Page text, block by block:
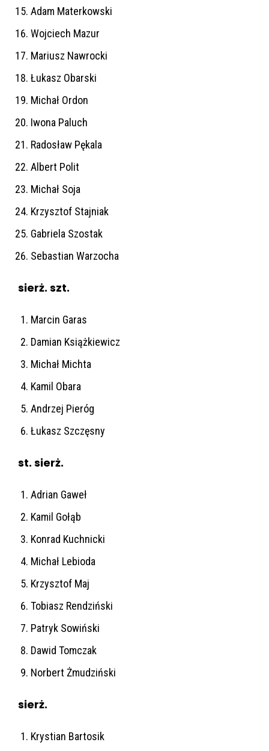
Adam Materkowski
Wojciech Mazur
Mariusz Nawrocki
Łukasz Obarski
Michał Ordon
Iwona Paluch
Radosław Pękala
Albert Polit
Michał Soja
Krzysztof Stajniak
Gabriela Szostak
Sebastian Warzocha
sierż. szt.
Marcin Garas
Damian Książkiewicz
Michał Michta
Kamil Obara
Andrzej Pieróg
Łukasz Szczęsny
st. sierż.
Adrian Gaweł
Kamil Gołąb
Konrad Kuchnicki
Michał Lebioda
Krzysztof Maj
Tobiasz Rendziński
Patryk Sowiński
Dawid Tomczak
Norbert Żmudziński
sierż.
Krystian Bartosik